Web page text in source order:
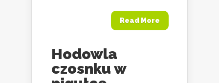
Read More
Hodowla
czosnku w